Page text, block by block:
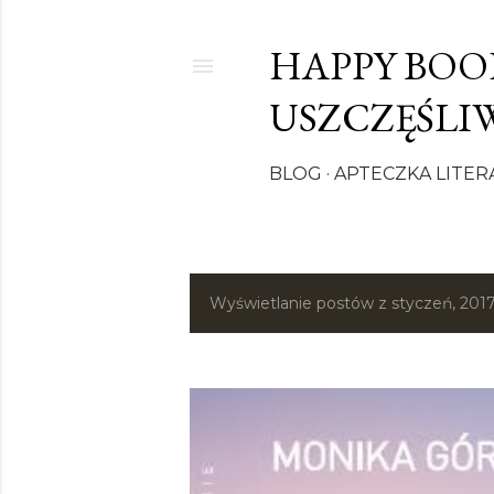
HAPPY
BLOG APTECZKA
PWyświetlanie postów z styczeń,